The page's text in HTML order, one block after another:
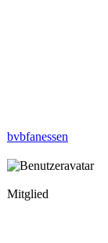
bvbfanessen
Mitglied